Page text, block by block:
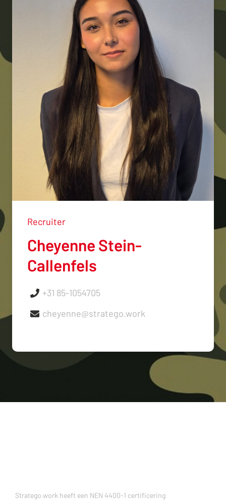
Recruiter
Cheyenne Stein-
Callenfels
+31 85-1054705
cheyenne@stratego.work
Stratego.work heeft een NEN 4400-1 certificering